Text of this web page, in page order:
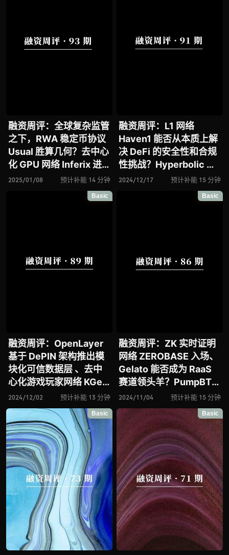
融资周评：全球复杂监管
之下，RWA 稳定币协议
Usual 胜算几何？去中心
化 GPU 网络 Inferix 进
击去中心化算力赛道、流
动性质押协议 Haedal 能
否一举加速 Sui 生态的
2025/01/08 预计补能 14 分钟
融资周评：L1 网络
Haven1 能否从本质上解
决 DeFi 的安全性和合规
性挑战？Hyperbolic 进
击去中心化算力赛道、基
于 DAG 技术的智能合约
平台 Waterfall Network
2024/12/17 预计补能 15 分钟
Basic
融资周评：OpenLayer
基于 DePIN 架构推出模
块化可信数据层 、去中
心化游戏玩家网络 KGeN
入场、再质押基础设施
Kernel 助推 BNB Chain
DeFi 赛道、去中心化 AI
Agent 中心 Talus
Network 进击 AI+Web3
赛道
2024/12/02 预计补能 13 分钟
Basic
融资周评：ZK 实时证明
网络 ZEROBASE 入场、
Gelato 能否成为 RaaS
赛道领头羊？PumpBTC
进击比特币再质押赛道、
“盲计算” 网络 Nillion 进
击隐私赛道
2024/11/04 预计补能 15 分钟
Basic Basic